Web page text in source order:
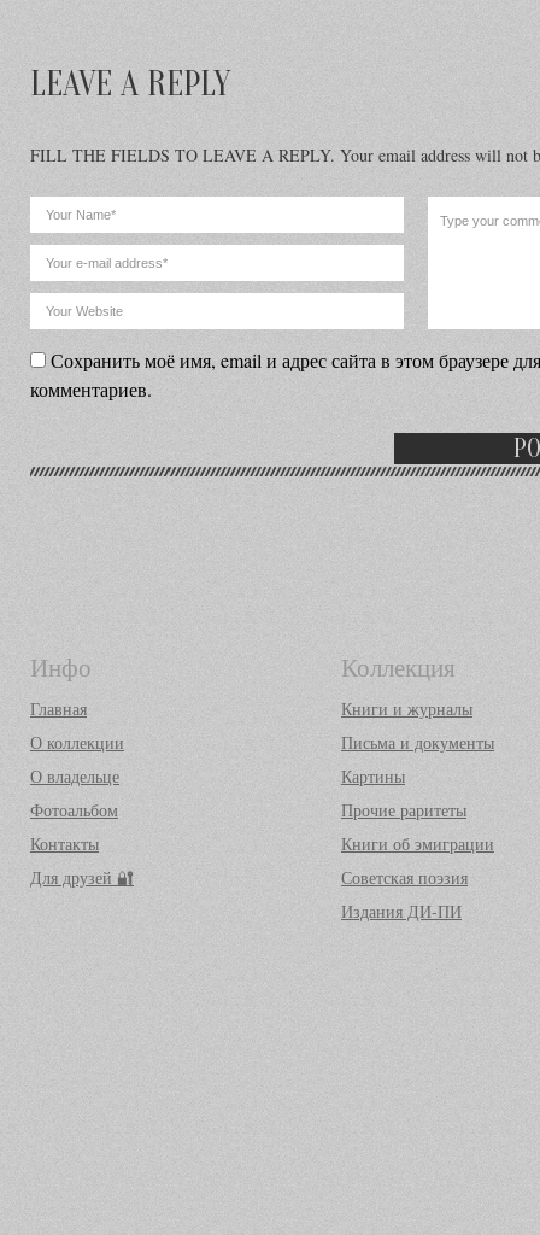
LEAVE A REPLY
FILL THE FIELDS TO LEAVE A REPLY. Your email address will not
Сохранить моё имя, email и адрес сайта в этом браузере
комментариев.
Инфо
Главная
О коллекции
О владельце
Фотоальбом
Контакты
Для друзей 🔐
Коллекция
Книги и журналы
Письма и документы
Картины
Прочие раритеты
Книги об эмиграции
Советская поэзия
Издания ДИ-ПИ